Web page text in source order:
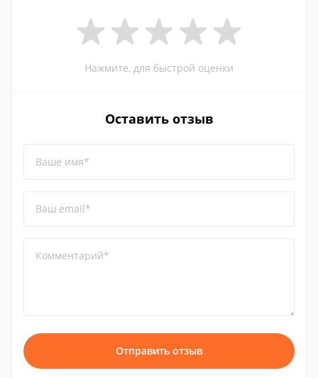
Нажмите, для быстрой оценки
Оставить отзыв
Ваше имя*
Ваш email*
Комментарий*
Отправить отзыв